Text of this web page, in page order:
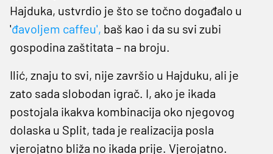
Hajduka, ustvrdio je što se točno događalo u
'đavoljem caffeu', baš kao i da su svi zubi
gospodina zaštitata – na broju.
Ilić, znaju to svi, nije završio u Hajduku, ali je
zato sada slobodan igrač. I, ako je ikada
postojala ikakva kombinacija oko njegovog
dolaska u Split, tada je realizacija posla
vjerojatno bliža no ikada prije. Vjerojatno.